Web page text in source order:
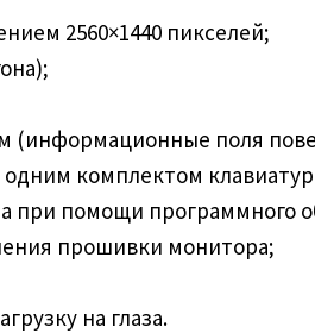
2560×1440 пикселей;
(информационные поля
комплектом
при помощи программного
прошивки монитора;
на глаза.